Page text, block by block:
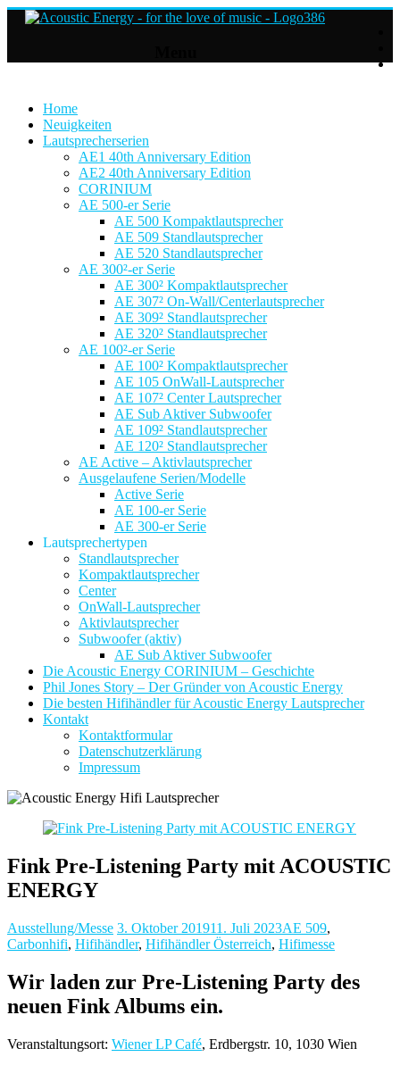
Home
Neuigkeiten
Lautsprecherserien
AE1 40th Anniversary Edition
AE2 40th Anniversary Edition
CORINIUM
AE 500-er Serie
AE 500 Kompaktlautsprecher
AE 509 Standlautsprecher
AE 520 Standlautsprecher
AE 300²-er Serie
AE 300² Kompaktlautsprecher
AE 307² On-Wall/Centerlautsprecher
AE 309² Standlautsprecher
AE 320² Standlautsprecher
AE 100²-er Serie
AE 100² Kompaktlautsprecher
AE 105 OnWall-Lautsprecher
AE 107² Center Lautsprecher
AE Sub Aktiver Subwoofer
AE 109² Standlautsprecher
AE 120² Standlautsprecher
AE Active – Aktivlautsprecher
Ausgelaufene Serien/Modelle
Active Serie
AE 100-er Serie
AE 300-er Serie
Lautsprechertypen
Standlautsprecher
Kompaktlautsprecher
Center
OnWall-Lautsprecher
Aktivlautsprecher
Subwoofer (aktiv)
AE Sub Aktiver Subwoofer
Die Acoustic Energy CORINIUM – Geschichte
Phil Jones Story – Der Gründer von Acoustic Energy
Die besten Hifihändler für Acoustic Energy Lautsprecher
Kontakt
Kontaktformular
Datenschutzerklärung
Impressum
Lautsprecher
Fink Pre-Listening Party mit ACOUSTIC
ENERGY
Ausstellung/Messe 3. Oktober 201911. Juli 2023AE 509,
Carbonhifi, Hifihändler, Hifihändler Österreich, Hifimesse
Wir laden zur Pre-Listening Party des
neuen Fink Albums ein.
Veranstaltungsort: Wiener LP Café, Erdbergstr. 10, 1030 Wien